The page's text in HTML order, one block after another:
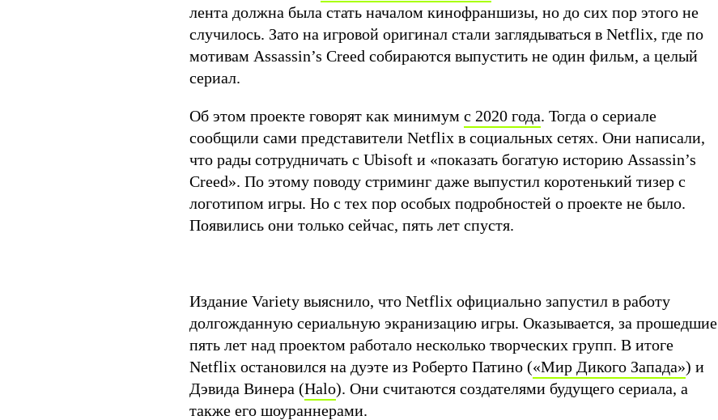
лента должна была стать началом кинофраншизы, но до сих пор этого не
случилось. Зато на игровой оригинал стали заглядываться в Netflix, где по
мотивам Assassin’s Creed собираются выпустить не один фильм, а целый
сериал.
Об этом проекте говорят как минимум с 2020 года. Тогда о сериале
сообщили сами представители Netflix в социальных сетях. Они написали,
что рады сотрудничать с Ubisoft и «показать богатую историю Assassin’s
Creed». По этому поводу стриминг даже выпустил коротенький тизер с
логотипом игры. Но с тех пор особых подробностей о проекте не было.
Появились они только сейчас, пять лет спустя.
Издание Variety выяснило, что Netflix официально запустил в работу
долгожданную сериальную экранизацию игры. Оказывается, за прошедшие
пять лет над проектом работало несколько творческих групп. В итоге
Netflix остановился на дуэте из Роберто Патино («Мир Дикого Запада») и
Дэвида Винера (Halo). Они считаются создателями будущего сериала, а
также его шоураннерами.